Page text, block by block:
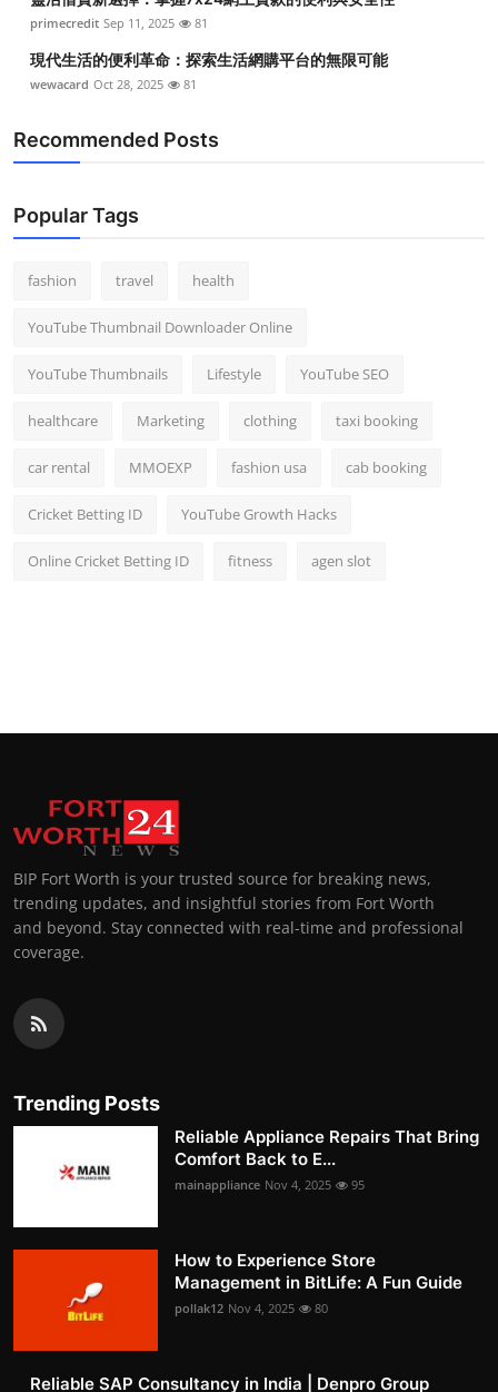
primecredit Sep 11, 2025 81
現代生活的便利革命：探索生活網購平台的無限可能
wewacard Oct 28, 2025 81
Recommended Posts
Popular Tags
fashion travel health
YouTube Thumbnail Downloader Online
YouTube Thumbnails Lifestyle YouTube SEO
healthcare Marketing clothing taxi booking
car rental MMOEXP fashion usa cab booking
Cricket Betting ID YouTube Growth Hacks
Online Cricket Betting ID fitness agen slot
BIP Fort Worth is your trusted source for breaking news,
trending updates, and insightful stories from Fort Worth
and beyond. Stay connected with real-time and professional
coverage.
Trending Posts
Reliable Appliance Repairs That Bring
Comfort Back to E...
mainappliance Nov 4, 2025 95
How to Experience Store
Management in BitLife: A Fun Guide
pollak12 Nov 4, 2025 80
Reliable SAP Consultancy in India | Denpro Group